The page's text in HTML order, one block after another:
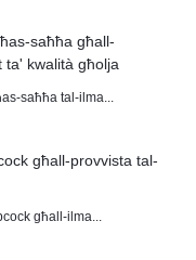
saħħa tal-ilma...
għall-ilma...